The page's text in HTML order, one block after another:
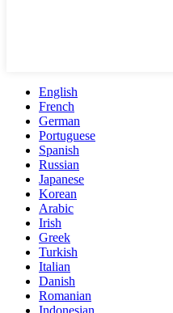
English
French
German
Portuguese
Spanish
Russian
Japanese
Korean
Arabic
Irish
Greek
Turkish
Italian
Danish
Romanian
Indonesian